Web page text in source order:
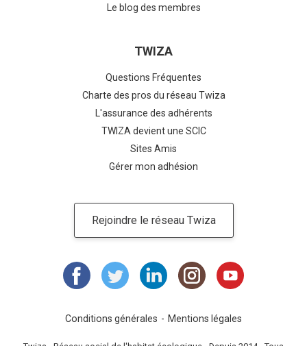
Le blog des membres
TWIZA
Questions Fréquentes
Charte des pros du réseau Twiza
L'assurance des adhérents
TWIZA devient une SCIC
Sites Amis
Gérer mon adhésion
Rejoindre le réseau Twiza
Conditions générales Mentions légales